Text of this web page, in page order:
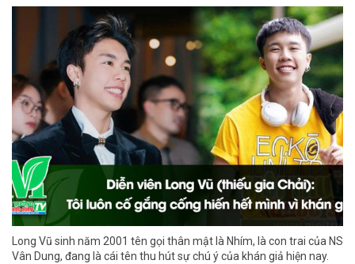
Long Vũ sinh năm 2001 tên gọi thân mật là Nhím, là con trai của NS
Vân Dung, đang là cái tên thu hút sự chú ý của khán giả hiện nay.